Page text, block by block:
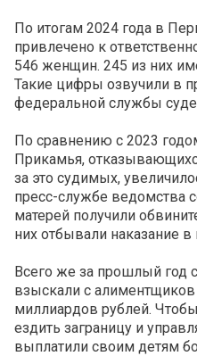
По итогам 2024 года в
привлечено к
546 женщин. 245 из них
Такие цифры озвучили в
федеральной службы
По сравнению с 2023
Прикамья,
за это судимых,
пресс-службе ведомства
матерей получили
них отбывали наказание в
Всего же за прошлый год
взыскали с
миллиардов рублей.
ездить заграницу и
выплатили своим детям